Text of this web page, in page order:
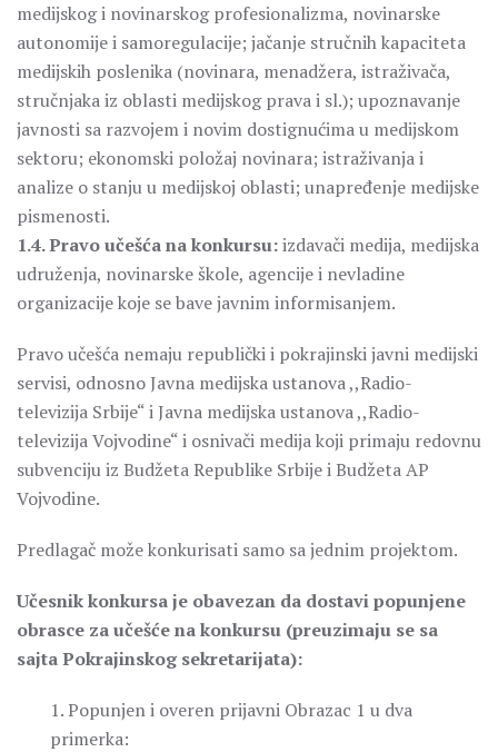
medijskog i novinarskog profesionalizma, novinarske
autonomije i samoregulacije; jačanje stručnih kapaciteta
medijskih poslenika (novinara, menadžera, istraživača,
stručnjaka iz oblasti medijskog prava i sl.); upoznavanje
javnosti sa razvojem i novim dostignućima u medijskom
sektoru; ekonomski položaj novinara; istraživanja i
analize o stanju u medijskoj oblasti; unapređenje medijske
pismenosti.
1.4. Pravo učešća na konkursu:izdavači medija, medijska
udruženja, novinarske škole, agencije i nevladine
organizacije koje se bave javnim informisanjem.
Pravo učešća nemaju republički i pokrajinski javni medijski
servisi, odnosno Javna medijska ustanova ,,Radio-
televizija Srbije“ i Javna medijska ustanova ,,Radio-
televizija Vojvodine“ i osnivači medija koji primaju redovnu
subvenciju iz Budžeta Republike Srbije i Budžeta AP
Vojvodine.
Predlagač može konkurisati samo sa jednim projektom.
Učesnik konkursa je obavezan da dostavi popunjene
obrasce za učešće na konkursu (preuzimaju se sa
sajta Pokrajinskog sekretarijata):
1. Popunjen i overen prijavni Obrazac 1 u dva
primerka: